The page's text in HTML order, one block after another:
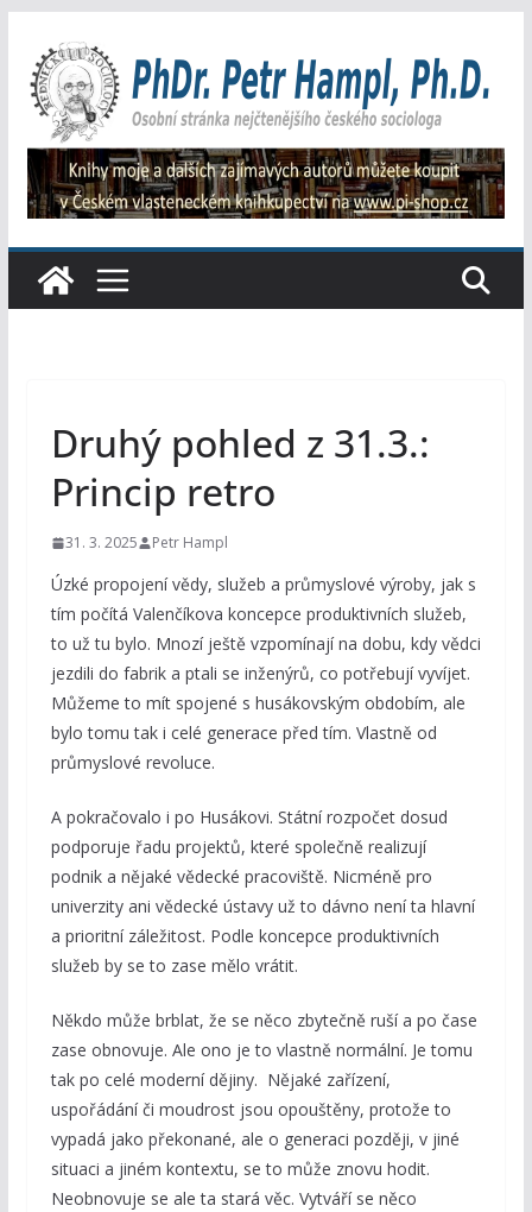
obsah
Druhý pohled z 31.3.:
Princip retro
31. 3. 2025 Petr Hampl
Úzké propojení vědy, služeb a průmyslové výroby, jak s
tím počítá Valenčíkova koncepce produktivních služeb,
to už tu bylo. Mnozí ještě vzpomínají na dobu, kdy vědci
jezdili do fabrik a ptali se inženýrů, co potřebují vyvíjet.
Můžeme to mít spojené s husákovským obdobím, ale
bylo tomu tak i celé generace před tím. Vlastně od
průmyslové revoluce.
A pokračovalo i po Husákovi. Státní rozpočet dosud
podporuje řadu projektů, které společně realizují
podnik a nějaké vědecké pracoviště. Nicméně pro
univerzity ani vědecké ústavy už to dávno není ta hlavní
a prioritní záležitost. Podle koncepce produktivních
služeb by se to zase mělo vrátit.
Někdo může brblat, že se něco zbytečně ruší a po čase
zase obnovuje. Ale ono je to vlastně normální. Je tomu
tak po celé moderní dějiny. Nějaké zařízení,
uspořádání či moudrost jsou opouštěny, protože to
vypadá jako překonané, ale o generaci později, v jiné
situaci a jiném kontextu, se to může znovu hodit.
Neobnovuje se ale ta stará věc. Vytváří se něco